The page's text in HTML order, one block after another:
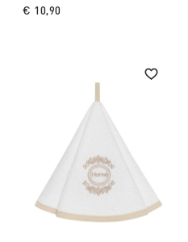
€ 10,90